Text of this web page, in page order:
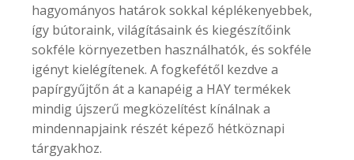
hagyományos határok sokkal képlékenyebbek,
így bútoraink, világításaink és kiegészítőink
sokféle környezetben használhatók, és sokféle
igényt kielégítenek. A fogkefétől kezdve a
papírgyűjtőn át a kanapéig a HAY termékek
mindig újszerű megközelítést kínálnak a
mindennapjaink részét képező hétköznapi
tárgyakhoz.